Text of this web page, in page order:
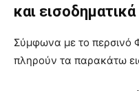
και εισοδηματικά
Σύμφωνα με το περσινό
πληρούν τα παρακάτω